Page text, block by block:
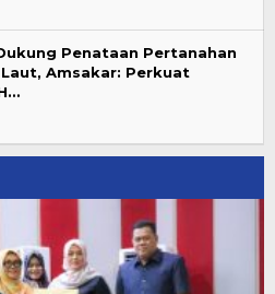
Penataan Pertanahan
Amsakar: Perkuat